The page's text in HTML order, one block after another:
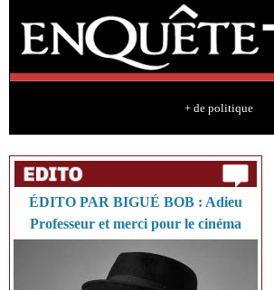
+ de politique
ÉDITO PAR BIGUÉ BOB : Adieu
Professeur et merci pour le cinéma